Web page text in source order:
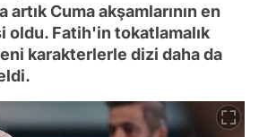
artık Cuma akşamlarının en
oldu. Fatih'in tokatlamalık
karakterlerle dizi daha da